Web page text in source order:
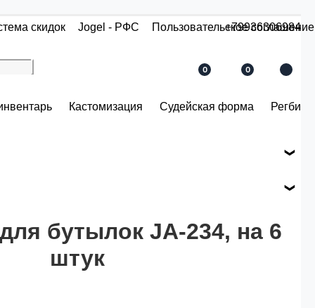
скидок Jogel - РФС Пользовательское соглашение
+79936306984
0 0
Кастомизация Судейская форма Регби
по розничной цене
бутылок JA-234, на 6
штук